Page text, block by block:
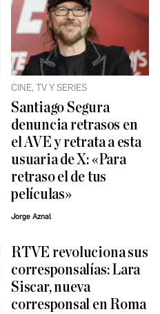
CINE, TV Y SERIES
Santiago Segura
denuncia retrasos en
el AVE y retrata a esta
usuaria de X: «Para
retraso el de tus
películas»
Jorge Aznal
RTVE revoluciona sus
corresponsalías: Lara
Siscar, nueva
corresponsal en Roma